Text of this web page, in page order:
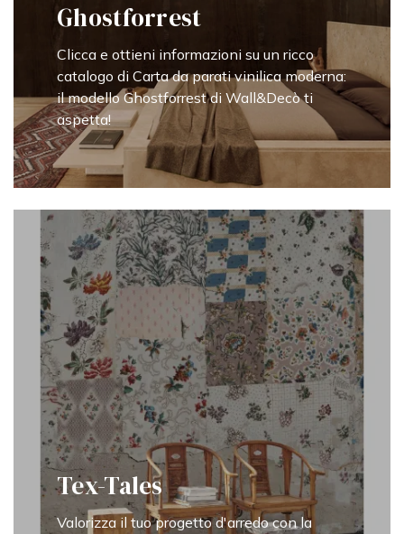
Ghostforrest
Clicca e ottieni informazioni su un ricco
catalogo di Carta da parati vinilica moderna:
il modello Ghostforrest di Wall&Decò ti
aspetta!
Tex-Tales
Valorizza il tuo progetto d'arredo con la